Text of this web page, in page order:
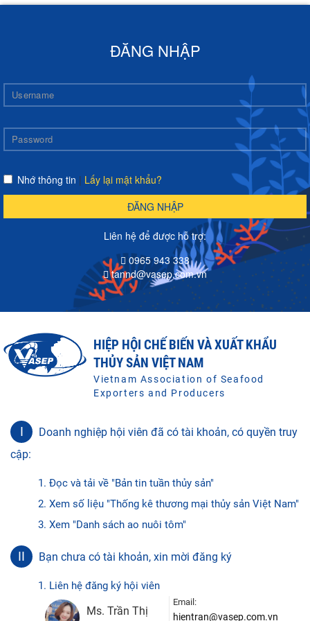
ĐĂNG NHẬP
Nhớ thông tin | Lấy lại mật khẩu?
ĐĂNG NHẬP
Liên hệ để được hỗ trợ:
0965 943 338
tannd@vasep.com.vn
HIỆP HỘI CHẾ BIẾN VÀ XUẤT KHẨU
THỦY SẢN VIỆT NAM
Vietnam Association of Seafood
Exporters and Producers
I
Doanh nghiệp hội viên đã có tài khoản, có quyền truy
cập:
1. Đọc và tải về "Bản tin tuần thủy sản"
2. Xem số liệu "Thống kê thương mại thủy sản Việt Nam"
3. Xem "Danh sách ao nuôi tôm"
II Bạn chưa có tài khoản, xin mời đăng ký
1. Liên hệ đăng ký hội viên
Ms. Trần Thị
Email:
hientran@vasep.com.vn